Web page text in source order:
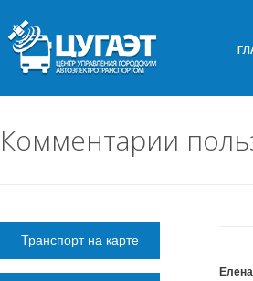
Комментарии
Елена
Транспорт на карте